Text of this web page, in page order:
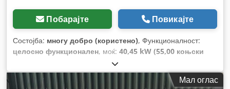
Побарајте Повикајте
Состојба: многу добро (користено), Функционалност:
целосно функционален, моќ: 40,45 kW (55,00 коњски
, Година на изградба:
работни часови:840 h, Опрема:погон на сите тркала,
регистрација на возило, филтер за сажење, Мал оглас